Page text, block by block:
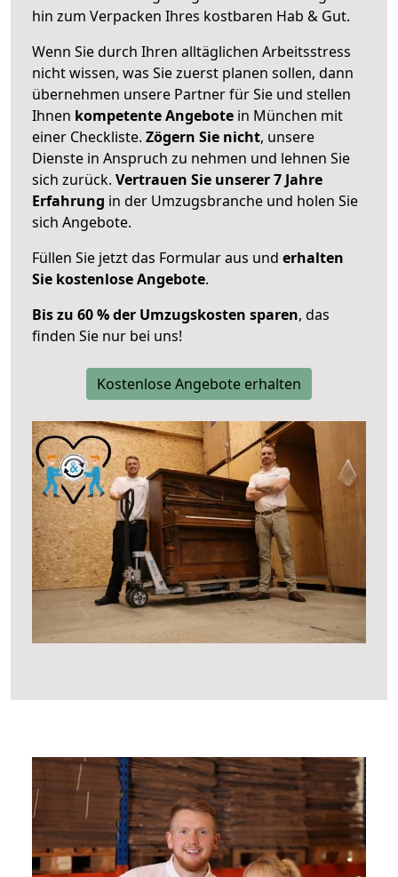
hin zum Verpacken Ihres kostbaren Hab & Gut.
Wenn Sie durch Ihren alltäglichen Arbeitsstress
nicht wissen, was Sie zuerst planen sollen, dann
übernehmen unsere Partner für Sie und stellen
Ihnen kompetente Angebote in München mit
einer Checkliste. Zögern Sie nicht, unsere
Dienste in Anspruch zu nehmen und lehnen Sie
sich zurück. Vertrauen Sie unserer 7 Jahre
Erfahrung in der Umzugsbranche und holen Sie
sich Angebote.
Füllen Sie jetzt das Formular aus und erhalten
Sie kostenlose Angebote.
Bis zu 60 % der Umzugskosten sparen, das
finden Sie nur bei uns!
Kostenlose Angebote erhalten